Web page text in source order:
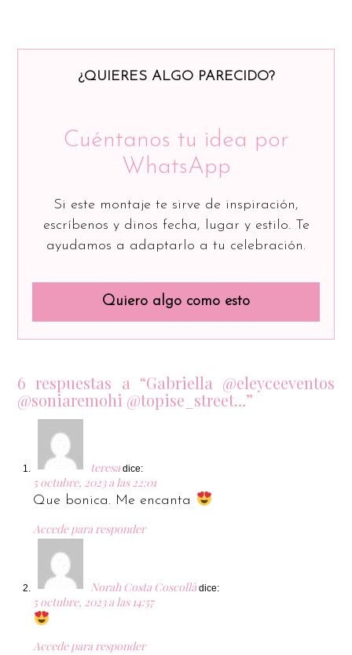
¿QUIERES ALGO PARECIDO?
Cuéntanos tu idea por
WhatsApp
Si este montaje te sirve de inspiración,
escríbenos y dinos fecha, lugar y estilo. Te
ayudamos a adaptarlo a tu celebración.
Quiero algo como esto
6 respuestas a “Gabriella @eleyceeventos
@soniaremohi @topise_street…”
teresa dice:
5 octubre, 2023 a las 22:01
Que bonica. Me encanta
Accede para responder
Norah Costa Coscollà dice:
5 octubre, 2023 a las 14:57
Accede para responder